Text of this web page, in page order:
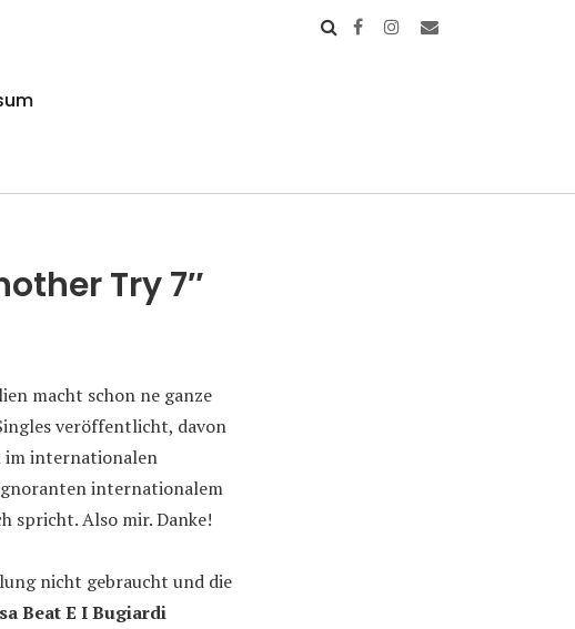
Try 7″
macht schon ne ganze
veröffentlicht, davon
im internationalen
internationalem
spricht. Also mir. Danke!
nicht gebraucht und die
Beat E I Bugiardi